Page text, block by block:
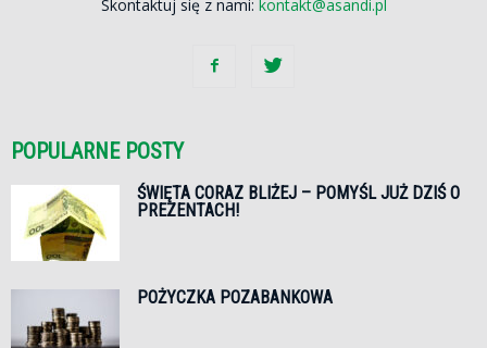
Skontaktuj się z nami: kontakt@asandi.pl
POPULARNE POSTY
ŚWIĘTA CORAZ BLIŻEJ – POMYŚL JUŻ DZIŚ O
PREZENTACH!
POŻYCZKA POZABANKOWA